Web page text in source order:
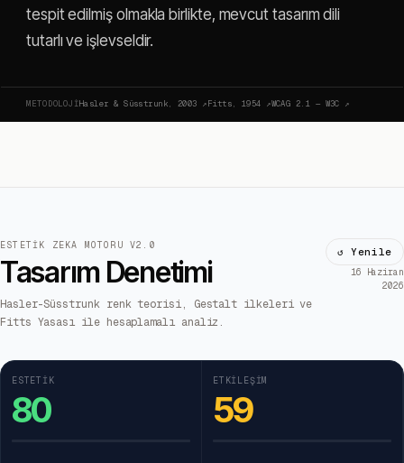
tespit edilmiş olmakla birlikte, mevcut tasarım dili
tutarlı ve işlevseldir.
METODOLOJIHasler & Süsstrunk, 2003 ↗Fitts, 1954 ↗WCAG 2.1 — W3C ↗
ESTETIK ZEKA MOTORU V2.0
Tasarım Denetimi
Hasler-Süsstrunk renk teorisi, Gestalt ilkeleri ve
Fitts Yasası ile hesaplamalı analiz.
↺ Yenile
16 Haziran
2026
ESTETIK
80
ETKILEŞIM
59